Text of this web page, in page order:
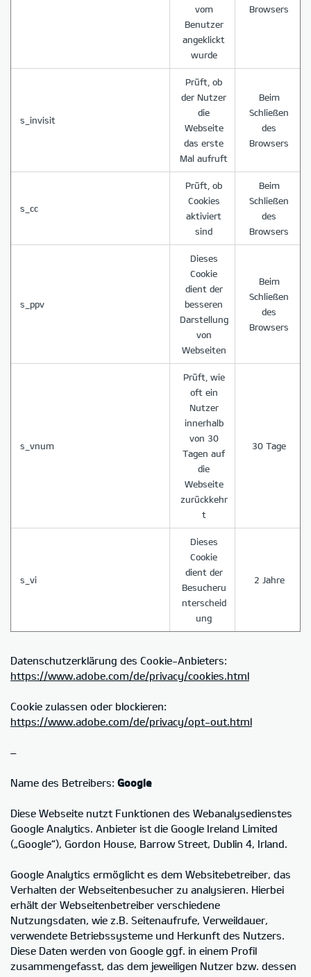
vom
Benutzer
angeklickt
wurde
Browsers
s_invisit
Prüft, ob
der Nutzer
die
Webseite
das erste
Mal aufruft
Beim
Schließen
des
Browsers
s_cc
Prüft, ob
Cookies
aktiviert
sind
Beim
Schließen
des
Browsers
s_ppv
Dieses
Cookie
dient der
besseren
Darstellung
von
Webseiten
Beim
Schließen
des
Browsers
s_vnum
Prüft, wie
oft ein
Nutzer
innerhalb
von 30
Tagen auf
die
Webseite
zurückkehr
t
30 Tage
s_vi
Dieses
Cookie
dient der
Besucheru
nterscheid
ung
2 Jahre
Datenschutzerklärung des Cookie-Anbieters:
https://www.adobe.com/de/privacy/cookies.html
Cookie zulassen oder blockieren:
https://www.adobe.com/de/privacy/opt-out.html
–
Name des Betreibers: Google
Diese Webseite nutzt Funktionen des Webanalysedienstes
Google Analytics. Anbieter ist die Google Ireland Limited
(„Google“), Gordon House, Barrow Street, Dublin 4, Irland.
Google Analytics ermöglicht es dem Websitebetreiber, das
Verhalten der Webseitenbesucher zu analysieren. Hierbei
erhält der Webseitenbetreiber verschiedene
Nutzungsdaten, wie z.B. Seitenaufrufe, Verweildauer,
verwendete Betriebssysteme und Herkunft des Nutzers.
Diese Daten werden von Google ggf. in einem Profil
zusammengefasst, das dem jeweiligen Nutzer bzw. dessen